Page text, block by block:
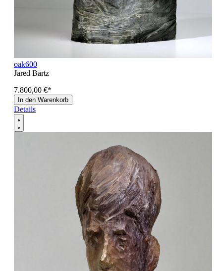
oak600
Jared Bartz
7.800,00 €*
In den Warenkorb
Details